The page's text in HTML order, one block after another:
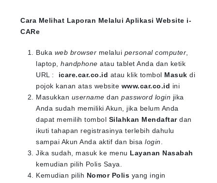
Cara Melihat Laporan Melalui Aplikasi Website i-
CARe
Buka web browser melalui personal computer
laptop, handphone atau tablet Anda dan ketik
URL : icare.car.co.id atau klik tombol Masuk di
pojok kanan atas website www.car.co.id ini
Masukkan username dan password login jika
Anda sudah memiliki Akun, jika belum Anda
dapat memilih tombol Silahkan Mendaftardan
ikuti tahapan registrasinya terlebih dahulu
sampai Akun Anda aktif dan bisa login
Jika sudah, masuk ke menu Layanan Nasabah
kemudian pilih Polis Saya.
Kemudian pilih Nomor Polis yang ingin